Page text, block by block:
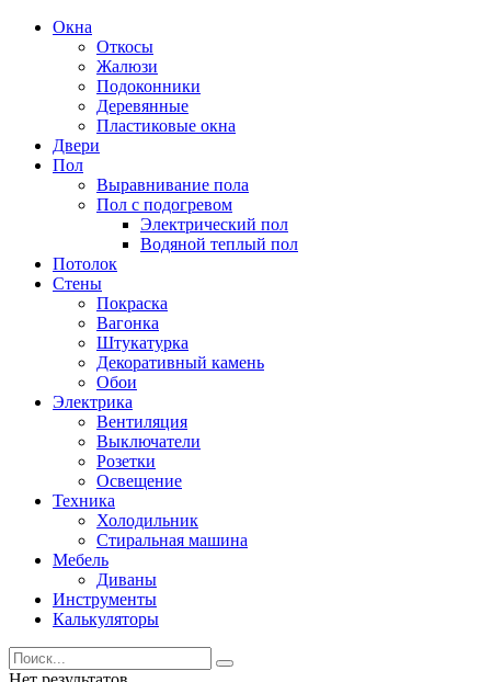
Окна
Откосы
Жалюзи
Подоконники
Деревянные
Пластиковые окна
Двери
Пол
Выравнивание пола
Пол с подогревом
Электрический пол
Водяной теплый пол
Потолок
Стены
Покраска
Вагонка
Штукатурка
Декоративный камень
Обои
Электрика
Вентиляция
Выключатели
Розетки
Освещение
Техника
Холодильник
Стиральная машина
Мебель
Диваны
Инструменты
Калькуляторы